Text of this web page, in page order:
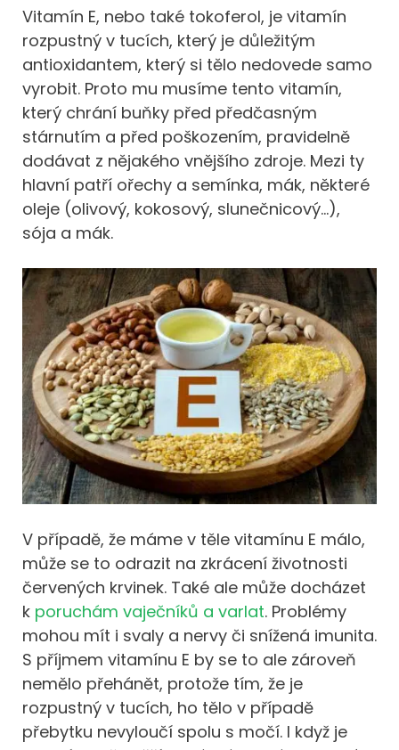
Vitamín E, nebo také tokoferol, je vitamín
rozpustný v tucích, který je důležitým
antioxidantem, který si tělo nedovede samo
vyrobit. Proto mu musíme tento vitamín,
který chrání buňky před předčasným
stárnutím a před poškozením, pravidelně
dodávat z nějakého vnějšího zdroje. Mezi ty
hlavní patří ořechy a semínka, mák, některé
oleje (olivový, kokosový, slunečnicový…),
sója a mák.
V případě, že máme v těle vitamínu E málo,
může se to odrazit na zkrácení životnosti
červených krvinek. Také ale může docházet
k poruchám vaječníků a varlat. Problémy
mohou mít i svaly a nervy či snížená imunita.
S příjmem vitamínu E by se to ale zároveň
nemělo přehánět, protože tím, že je
rozpustný v tucích, ho tělo v případě
přebytku nevyloučí spolu s močí. I když je